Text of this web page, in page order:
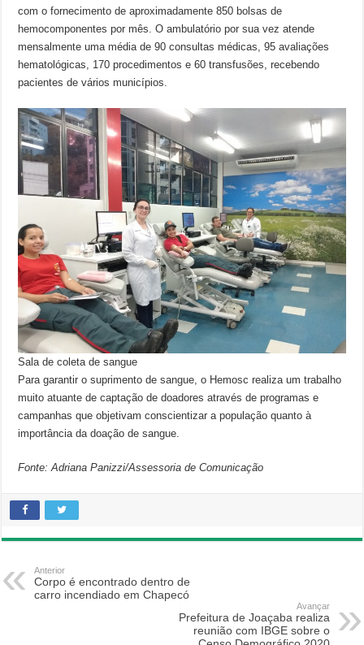
com o fornecimento de aproximadamente 850 bolsas de
hemocomponentes por mês. O ambulatório por sua vez atende
mensalmente uma média de 90 consultas médicas, 95 avaliações
hematológicas, 170 procedimentos e 60 transfusões, recebendo
pacientes de vários municípios.
Sala de coleta de sangue
Para garantir o suprimento de sangue, o Hemosc realiza um trabalho
muito atuante de captação de doadores através de programas e
campanhas que objetivam conscientizar a população quanto à
importância da doação de sangue.
Fonte: Adriana Panizzi/Assessoria de Comunicação
Anterior
Corpo é encontrado dentro de
carro incendiado em Chapecó
Avançar
Prefeitura de Joaçaba realiza
reunião com IBGE sobre o